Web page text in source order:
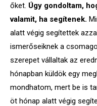
őket. Úgy gondoltam,
valamit, ha segítenek.
alatt végig segítettek
ismerőseiknek a
szerepet vállaltak az
hónapban küldök egy
mondhatom, mert be is
öt hónap alatt végig